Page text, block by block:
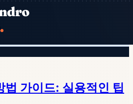
법 가이드: 실용적인 팁